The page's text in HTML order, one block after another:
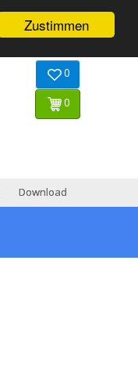
Zustimmen
0
0
Download